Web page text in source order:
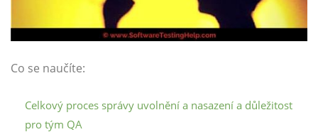
Co se naučíte:
Celkový proces správy uvolnění a nasazení a důležitost
pro tým QA